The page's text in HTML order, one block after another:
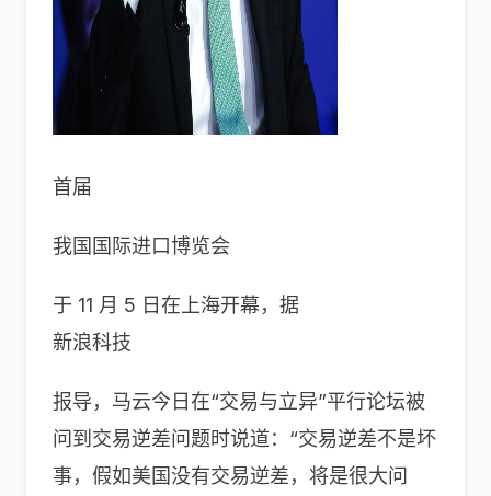
首届
我国国际进口博览会
于 11 月 5 日在上海开幕，据
新浪科技
报导，马云今日在“交易与立异”平行论坛被
问到交易逆差问题时说道：“交易逆差不是坏
事，假如美国没有交易逆差，将是很大问